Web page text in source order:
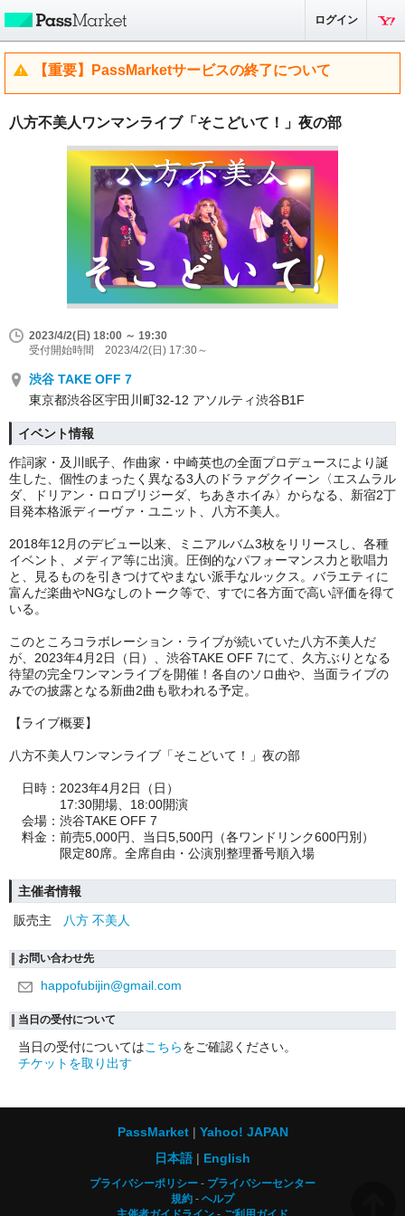
ログイン
【重要】PassMarketサービスの終了について
八方不美人ワンマンライブ「そこどいて！」夜の部
2023/4/2(日) 18:00 ～ 19:30
受付開始時間 2023/4/2(日) 17:30～
渋谷 TAKE OFF 7
東京都渋谷区宇田川町32-12 アソルティ渋谷B1F
イベント情報
作詞家・及川眠子、作曲家・中崎英也の全面プロデュースにより誕
生した、個性のまったく異なる3人のドラァグクイーン〈エスムラル
ダ、ドリアン・ロロブリジーダ、ちあきホイみ〉からなる、新宿2丁
目発本格派ディーヴァ・ユニット、八方不美人。
2018年12月のデビュー以来、ミニアルバム3枚をリリースし、各種
イベント、メディア等に出演。圧倒的なパフォーマンス力と歌唱力
と、見るものを引きつけてやまない派手なルックス。バラエティに
富んだ楽曲やNGなしのトーク等で、すでに各方面で高い評価を得て
いる。
このところコラボレーション・ライブが続いていた八方不美人だ
が、2023年4月2日（日）、渋谷TAKE OFF 7にて、久方ぶりとなる
待望の完全ワンマンライブを開催！各自のソロ曲や、当面ライブの
みでの披露となる新曲2曲も歌われる予定。
【ライブ概要】
八方不美人ワンマンライブ「そこどいて！」夜の部
日時：2023年4月2日（日）
17:30開場、18:00開演
会場：渋谷TAKE OFF 7
料金：前売5,000円、当日5,500円（各ワンドリンク600円別）
限定80席。全席自由・公演別整理番号順入場
主催者情報
販売主
八方 不美人
お問い合わせ先
happofubijin@gmail.com
当日の受付について
当日の受付についてはこちらをご確認ください。
チケットを取り出す
PassMarket
Yahoo! JAPAN
日本語
English
プライバシーポリシー
プライバシーセンター
規約
ヘルプ